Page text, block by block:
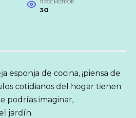
ПРОСМОТРОВ
30
esponja de cocina, ¡piensa de
cotidianos del hogar tienen
podrías imaginar,
jardín.